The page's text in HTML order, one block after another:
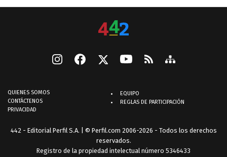
QUIENES SOMOS
CONTÁCTENOS
PRIVACIDAD
EQUIPO
REGLAS DE PARTICIPACIÓN
442 - Editorial Perfil S.A. | © Perfil.com 2006-2026 - Todos los derechos
reservados.
Registro de la propiedad intelectual número 5346433